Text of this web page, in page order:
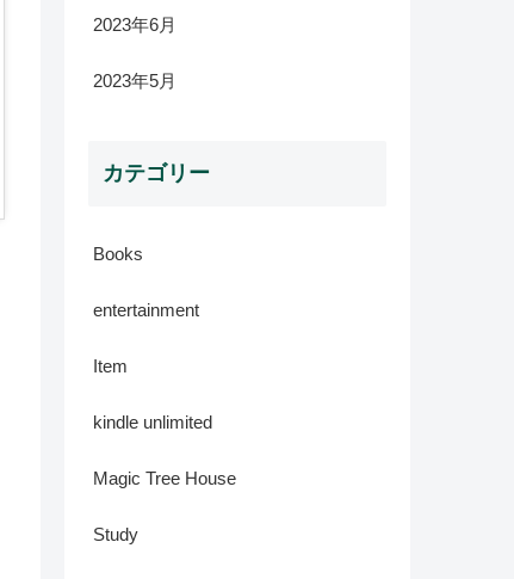
2023年6月
2023年5月
カテゴリー
Books
entertainment
Item
kindle unlimited
Magic Tree House
Study